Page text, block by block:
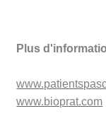
Plus
www.bioprat.com